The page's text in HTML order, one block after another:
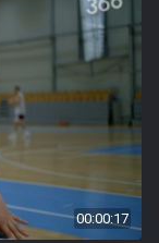
00:00:17